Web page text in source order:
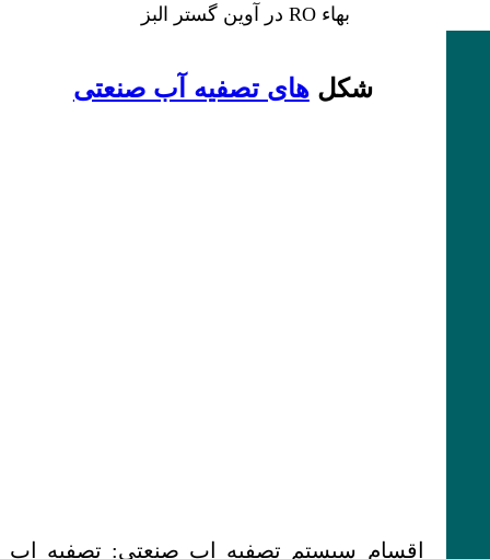
بهاء RO در آوین گستر البز
شکل‌های تصفیه آب صنعتی
اقسام سیستم تصفیه اب صنعتی: تصفیه اب